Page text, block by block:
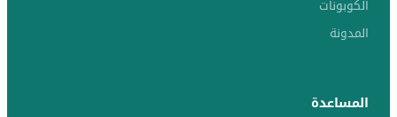
الكوبونات
المدونة
المساعدة